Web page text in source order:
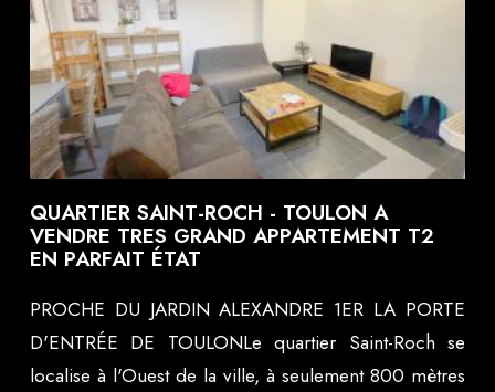
QUARTIER SAINT-ROCH - TOULON A
VENDRE TRES GRAND APPARTEMENT T2
EN PARFAIT ÉTAT
PROCHE DU JARDIN ALEXANDRE 1ER LA PORTE
D'ENTRÉE DE TOULONLe quartier Saint-Roch se
localise à l'Ouest de la ville, à seulement 800 mètres